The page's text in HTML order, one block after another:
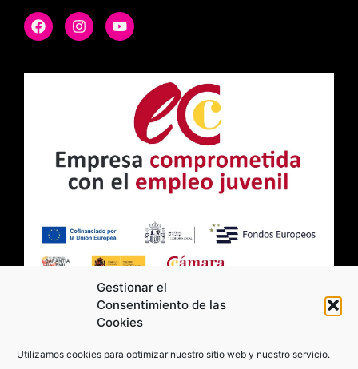
Gestionar el
Consentimiento de las
Cookies
Utilizamos cookies para optimizar nuestro sitio web y nuestro servicio.
2026 Moviltick technologies. Todos los